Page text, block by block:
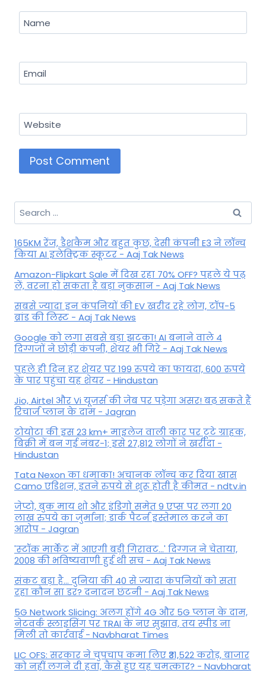
Name
Email
Website
Search
for:
165KM रेंज, डैशकैम और बहुत कुछ, देसी कंपनी E3 ने लॉन्च
किया AI इलेक्ट्रिक स्कूटर - Aaj Tak News
Amazon-Flipkart Sale में दिख रहा 70% OFF? पहले ये पढ़
लें, वरना हो सकता है बड़ा नुकसान - Aaj Tak News
सबसे ज्यादा इन कंपनियों की EV खरीद रहे लोग, टॉप-5
ब्रांड की लिस्ट - Aaj Tak News
Google को लगा सबसे बड़ा झटका! AI बनाने वाले 4
दिग्गजों ने छोड़ी कंपनी, शेयर भी गिरे - Aaj Tak News
पहले ही दिन हर शेयर पर 199 रुपये का फायदा, 600 रुपये
के पार पहुंचा यह शेयर - Hindustan
Jio, Airtel और Vi यूजर्स की जेब पर पड़ेगा असर! बढ़ सकते हैं
रिचार्ज प्लान के दाम - Jagran
टोयोटा की इस 23 km+ माइलेज वाली कार पर टूटे ग्राहक,
बिक्री में बन गई नंबर-1; इसे 27,812 लोगों ने खरीदा -
Hindustan
Tata Nexon का धमाका! अचानक लॉन्च कर दिया खास
Camo एडिशन, इतने रुपये से शुरू होती है कीमत - ndtv.in
जेप्टो, बुक माय शो और इंडिगो समेत 9 एप्स पर लगा 20
लाख रुपये का जुर्माना; डार्क पैटर्न इस्तेमाल करने का
आरोप - Jagran
'स्‍टॉक मार्केट में आएगी बड़ी गिरावट...' दिग्‍गज ने चेताया,
2008 की भविष्यवाणी हुई थी सच - Aaj Tak News
संकट बड़ा है... दुनिया की 40 से ज्यादा कंपनियों को सता
रहा कौन सा डर? दनादन छंटनी - Aaj Tak News
5G Network Slicing: अलग होंगे 4G और 5G प्लान के दाम,
नेटवर्क स्लाइसिंग पर TRAI के नए सुझाव, तय स्पीड ना
मिली तो कार्रवाई - Navbharat Times
LIC OFS: सरकार ने चुपचाप कमा लिए ₹31,522 करोड़, बाजार
को नहीं लगने दी हवा, कैसे हुए यह चमत्कार? - Navbharat